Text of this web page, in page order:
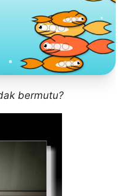
bermutu?